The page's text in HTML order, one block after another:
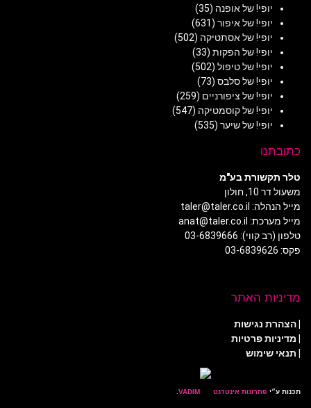
יופי! של אופנה (35)
יופי! של איפור (631)
יופי! של אסתטיקה (502)
יופי! של הפקות (33)
יופי! של טיפול (502)
יופי! של סלבס (73)
יופי! של ציפורניים (259)
יופי! של קוסמטיקה (547)
יופי! של שיער (535)
כתובתנו
טלר תקשורת בע"מ
משעול דר 10, חולון
מייל הנהלה: taler@taler.co.il
מייל מערכת: anat@taler.co.il
טלפון (רב קווי): 03-6839666
פקס: 03-6839626
מדיניות האתר
|הצהרת נגישות
| מדיניות פרטיות
| תנאי שימוש
תכנות ע״י פתרונות אינטרנט